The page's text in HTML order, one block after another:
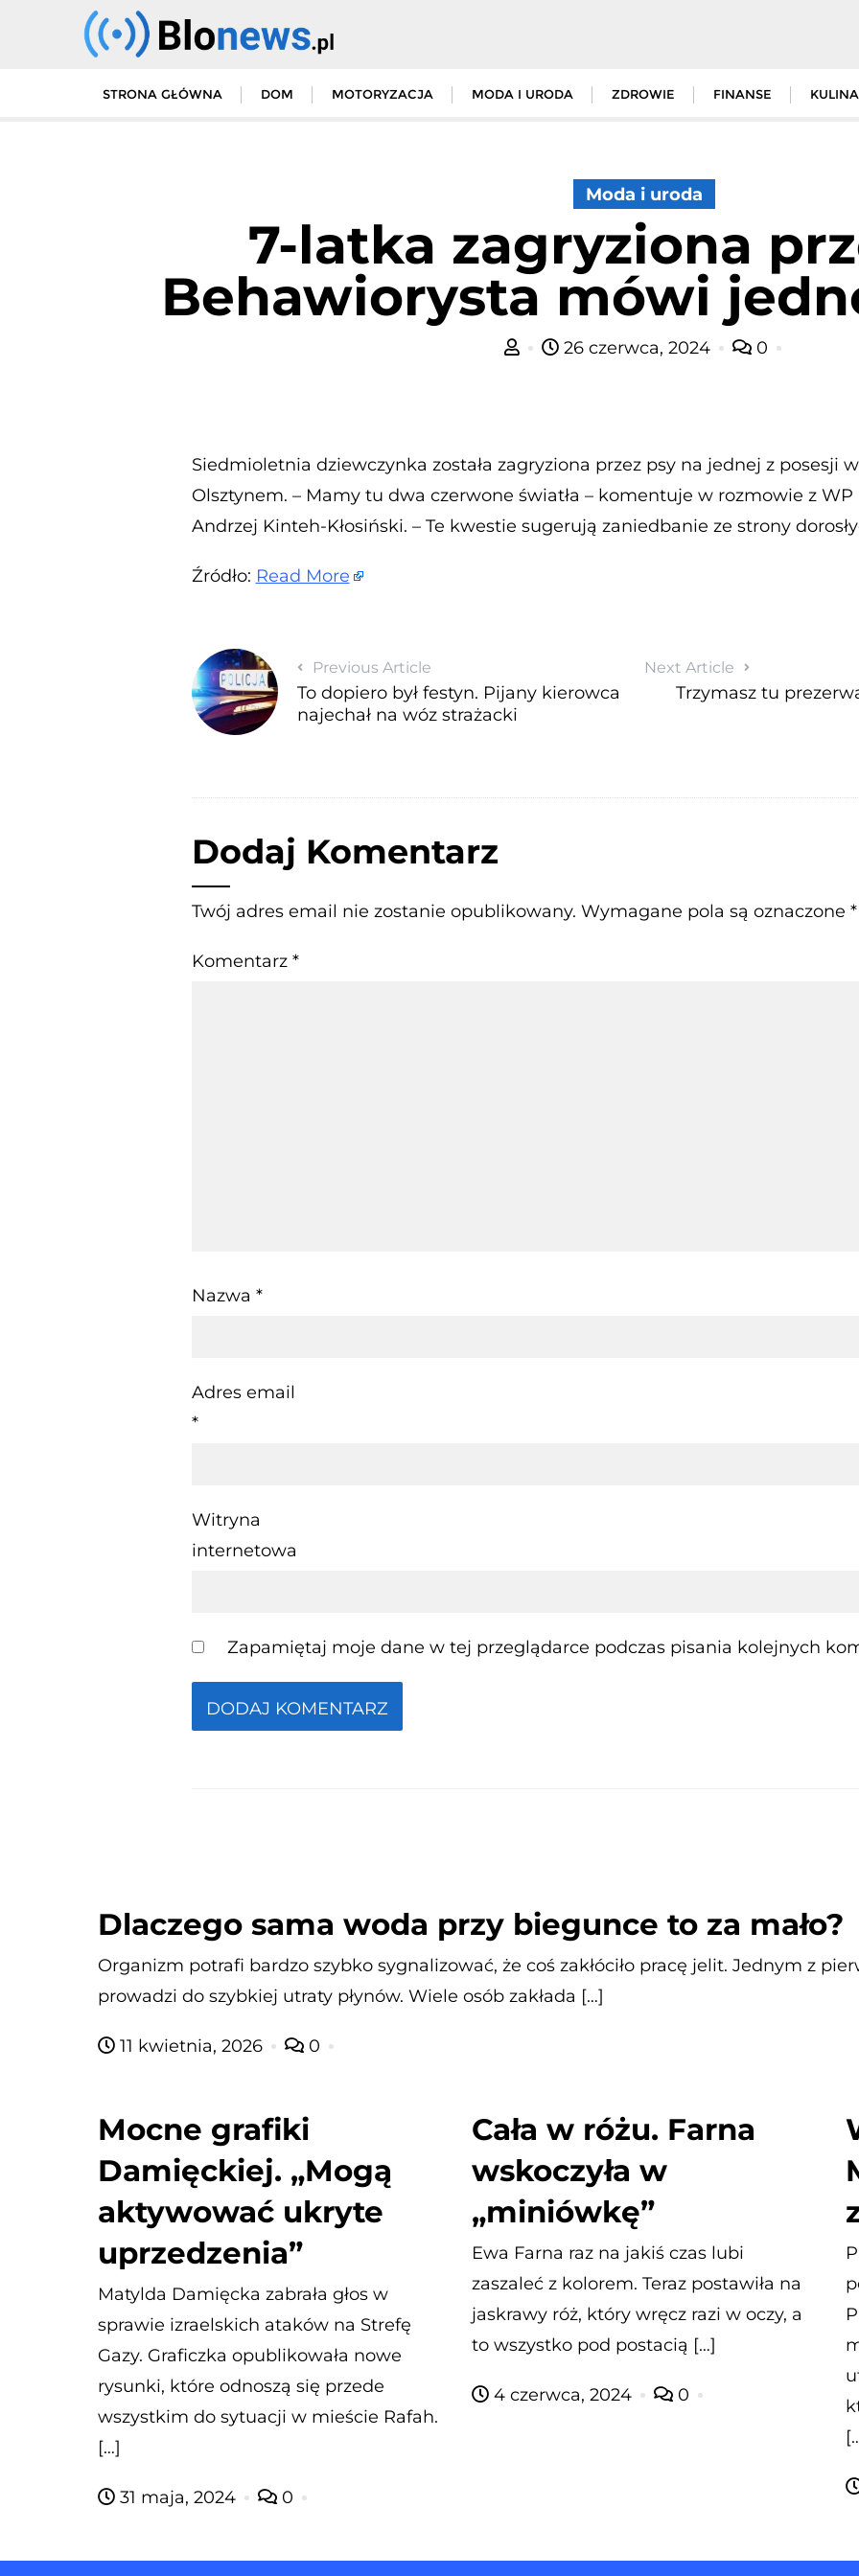
STRONA GŁÓWNA DOM MOTORYZACJA MODA I URODA ZDROWIE FINANSE
Moda i uroda
7-latka zagryziona
Behawiorysta mówi
26 czerwca, 2024 0
Siedmioletnia dziewczynka została zagryziona przez psy na jednej z posesji
Olsztynem. – Mamy tu dwa czerwone światła – komentuje w rozmowie z
Andrzej Kinteh-Kłosiński. – Te kwestie sugerują zaniedbanie ze strony
Źródło: Read More
Previous Article
To dopiero był festyn. Pijany kierowca
najechał na wóz strażacki
Next Article
Trzymasz tu
Dodaj Komentarz
Twój adres email nie zostanie opublikowany. Wymagane pola są oznaczone *
Komentarz *
Nazwa *
Adres email
*
Witryna
internetowa
Zapamiętaj moje dane w tej przeglądarce podczas pisania kolejnych
Dlaczego sama woda przy biegunce to za mało?
Organizm potrafi bardzo szybko sygnalizować, że coś zakłóciło pracę jelit. Jednym z
prowadzi do szybkiej utraty płynów. Wiele osób zakłada […]
11 kwietnia, 2026 0
Mocne grafiki
Damięckiej. „Mogą
aktywować ukryte
uprzedzenia”
Matylda Damięcka zabrała głos w
sprawie izraelskich ataków na Strefę
Gazy. Graficzka opublikowała nowe
rysunki, które odnoszą się przede
wszystkim do sytuacji w mieście Rafah.
[…]
31 maja, 2024 0
Cała w różu. Farna
wskoczyła w
„miniówkę”
Ewa Farna raz na jakiś czas lubi
zaszaleć z kolorem. Teraz postawiła na
jaskrawy róż, który wręcz razi w oczy, a
to wszystko pod postacią […]
4 czerwca, 2024 0